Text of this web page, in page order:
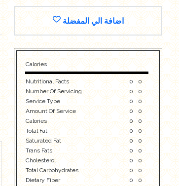
اضافة الي المفضلة
Calories
Nutritional Facts 0
0
Number Of Servicing
0
0
Service Type
0
0
Amount Of Service
0
0
Calories
0
0
Total Fat
0
0
Saturated Fat
0
0
Trans Fats
0
0
Cholesterol
0
0
Total Carbohydrates
0
0
Dietary Fiber
0
0